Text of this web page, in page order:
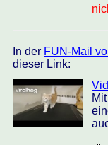
In der FUN-Mail
dieser Link: